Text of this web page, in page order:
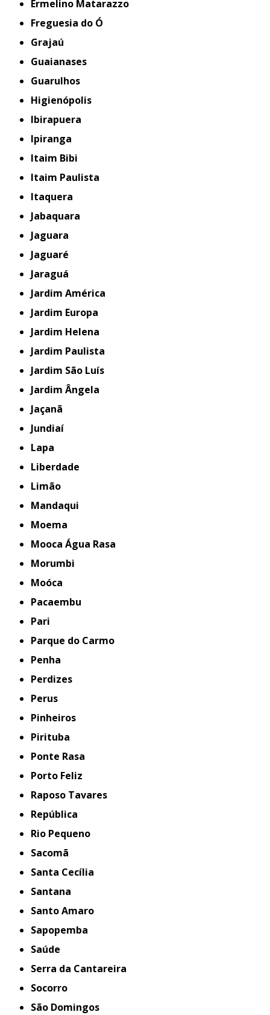
Ermelino Matarazzo
Freguesia do Ó
Grajaú
Guaianases
Guarulhos
Higienópolis
Ibirapuera
Ipiranga
Itaim Bibi
Itaim Paulista
Itaquera
Jabaquara
Jaguara
Jaguaré
Jaraguá
Jardim América
Jardim Europa
Jardim Helena
Jardim Paulista
Jardim São Luís
Jardim Ângela
Jaçanã
Jundiaí
Lapa
Liberdade
Limão
Mandaqui
Moema
Mooca Água Rasa
Morumbi
Moóca
Pacaembu
Pari
Parque do Carmo
Penha
Perdizes
Perus
Pinheiros
Pirituba
Ponte Rasa
Porto Feliz
Raposo Tavares
República
Rio Pequeno
Sacomã
Santa Cecília
Santana
Santo Amaro
Sapopemba
Saúde
Serra da Cantareira
Socorro
São Domingos